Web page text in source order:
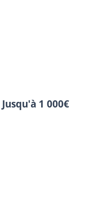
Jusqu'à 1 000€